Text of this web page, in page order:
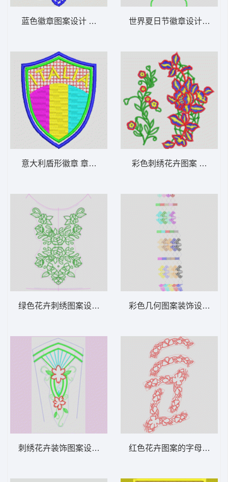
蓝色徽章图案设计 章仔
意大利盾形徽章 章仔italia
绿色花卉刺绣图案设计图 花前中
刺绣花卉装饰图案设计图 肩花
世界夏日节徽章设计 章仔
彩色刺绣花卉图案 朵花水
彩色几何图案装饰设计 窗帘
红色花卉图案的字母“C”设